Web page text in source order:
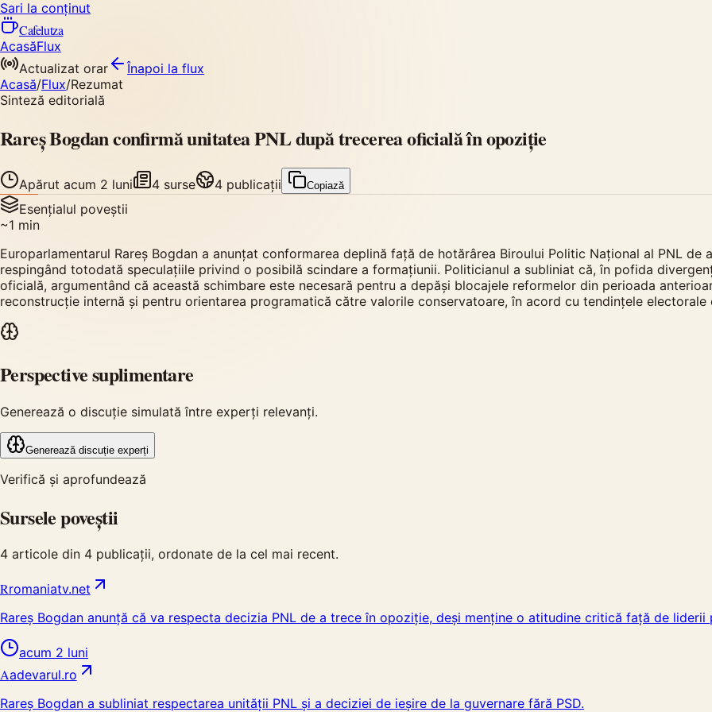
Sari la conținut
Cafelutza
AcasăFlux
Actualizat orar
Înapoi la flux
Acasă/Flux/Rezumat
Sinteză editorială
Rareș Bogdan confirmă unitatea PNL după trecerea oficială în opoziție
Apărut acum 2 luni 4 surse 4 publicații Copiază
Esențialul poveștii
~1 min
Europarlamentarul Rareș Bogdan a anunțat conformarea deplină față de hotărârea Biroului Politic Național al PNL
respingând totodată speculațiile privind o posibilă scindare a formațiunii. Politicianul a subliniat că, în pofida
oficială, argumentând că această schimbare este necesară pentru a depăși blocajele reformelor din perioada
reconstrucție internă și pentru orientarea programatică către valorile conservatoare, în acord cu tendințele electorale
Perspective suplimentare
Generează o discuție simulată între experți relevanți.
Generează discuție experți
Verifică și aprofundează
Sursele poveștii
4 articole din 4 publicații, ordonate de la cel mai recent.
Rromaniatv.net
Rareș Bogdan anunță că va respecta decizia PNL de a trece în opoziție, deși menține o atitudine critică față de liderii
acum 2 luni
Aadevarul.ro
Rareș Bogdan a subliniat respectarea unității PNL și a deciziei de ieșire de la guvernare fără PSD.